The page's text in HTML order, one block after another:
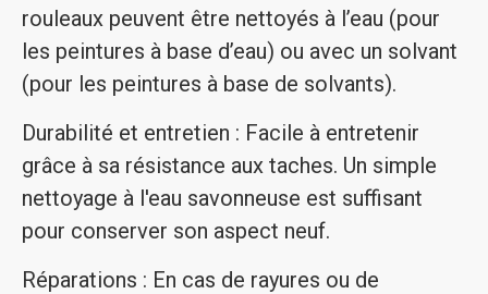
rouleaux peuvent être nettoyés à l’eau (pour
les peintures à base d’eau) ou avec un solvant
(pour les peintures à base de solvants).
Durabilité et entretien : Facile à entretenir
grâce à sa résistance aux taches. Un simple
nettoyage à l'eau savonneuse est suffisant
pour conserver son aspect neuf.
Réparations : En cas de rayures ou de